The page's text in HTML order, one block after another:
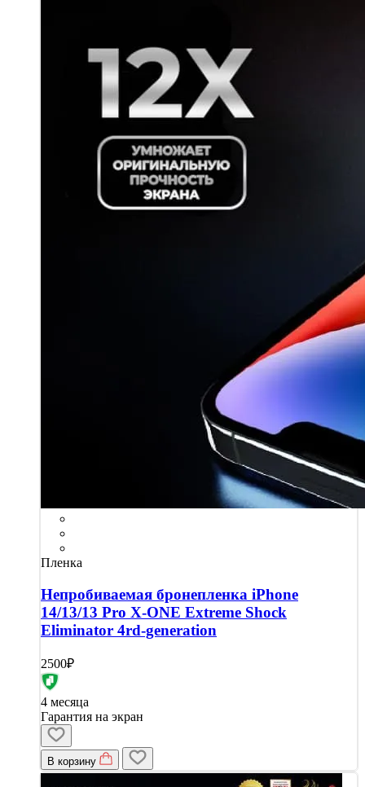
Пленка
Непробиваемая бронепленка iPhone
14/13/13 Pro X-ONE Extreme Shock
Eliminator 4rd-generation
2500₽
4 месяца
Гарантия на экран
В корзину